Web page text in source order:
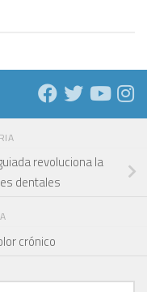
revoluciona la
dentales
crónico